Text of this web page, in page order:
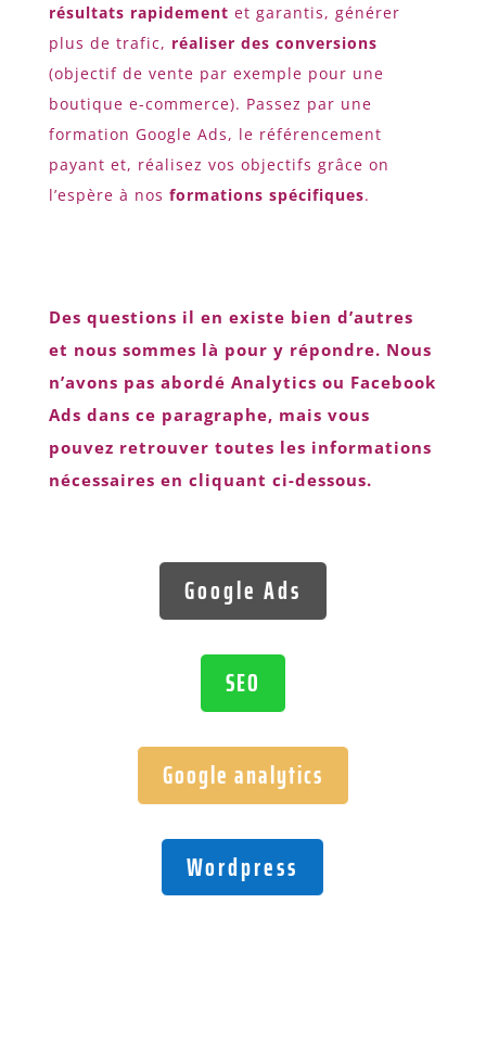
résultats rapidement et garantis, générer
plus de trafic, réaliser des conversions
(objectif de vente par exemple pour une
boutique e-commerce). Passez par une
formation Google Ads, le référencement
payant et, réalisez vos objectifs grâce on
l’espère à nos formations spécifiques.
Des questions il en existe bien d’autres
et nous sommes là pour y répondre. Nous
n’avons pas abordé Analytics ou Facebook
Ads dans ce paragraphe, mais vous
pouvez retrouver toutes les informations
nécessaires en cliquant ci-dessous.
Google Ads
SEO
Google analytics
Wordpress